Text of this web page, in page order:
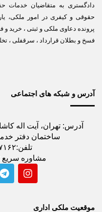
دادگستری به متقاضیان خدمات
حقوقی و کیفری در امور ملکی،
پرونده دعاوی ملکی و ثبتی ، خرید
فسخ و بطلان قرارداد ، سرقفلی ،
آدرس و شبکه های اجتماعی
آدرس: تهران، آیت اله
تلفن:۰۲۱۴۴۰۹۷۱۶۲
مشاوره سریع :
موقعیت ملکی اداری